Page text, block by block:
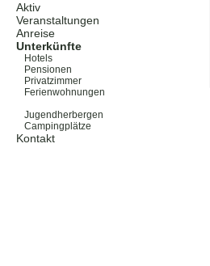
Aktiv
Veranstaltungen
Anreise
Unterkünfte
Hotels
Pensionen
Privatzimmer
Ferienwohnungen
Jugendherbergen
Campingplätze
Kontakt